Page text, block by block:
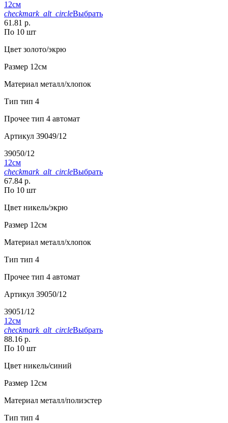
12см
checkmark_alt_circleВыбрать
61.81 р.
По 10 шт
Цвет золото/экрю
Размер 12см
Материал металл/хлопок
Тип тип 4
Прочее тип 4 автомат
Артикул 39049/12
39050/12
12см
checkmark_alt_circleВыбрать
67.84 р.
По 10 шт
Цвет никель/экрю
Размер 12см
Материал металл/хлопок
Тип тип 4
Прочее тип 4 автомат
Артикул 39050/12
39051/12
12см
checkmark_alt_circleВыбрать
88.16 р.
По 10 шт
Цвет никель/синий
Размер 12см
Материал металл/полиэстер
Тип тип 4